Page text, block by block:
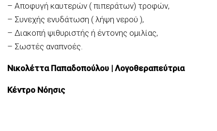
– Αποφυγή καυτερών ( πιπεράτων) τροφών,
– Συνεχής ενυδάτωση ( λήψη νερού ),
– Διακοπή ψιθυριστής ή έντονης ομιλίας,
– Σωστές αναπνοές.
Νικολέττα Παπαδοπούλου | Λογοθεραπεύτρια
Κέντρο Νόησις